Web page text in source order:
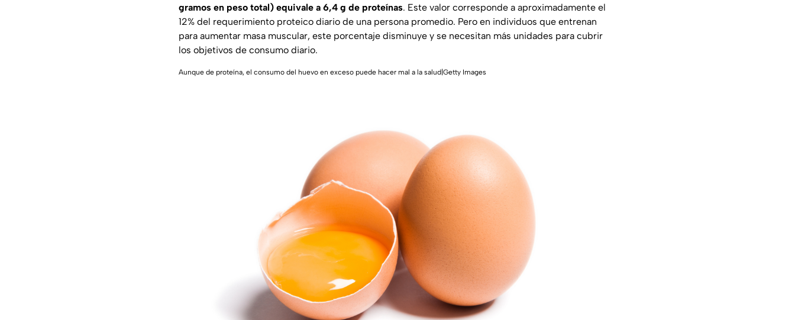
gramos en peso total) equivale a 6,4 g de proteínas. Este valor corresponde a aproximadamente el
12% del requerimiento proteico diario de una persona promedio. Pero en individuos que entrenan
para aumentar masa muscular, este porcentaje disminuye y se necesitan más unidades para cubrir
los objetivos de consumo diario.
Aunque de proteína, el consumo del huevo en exceso puede hacer mal a la salud|Getty Images